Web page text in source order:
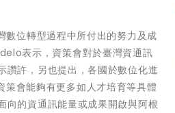
位轉型過程中所付出的努力及成
表示，資策會對於臺灣資通訊
讚許，另也提出，各國於數位化進
會能夠有更多如人才培育等具體
向的資通訊能量或成果開啟與阿根